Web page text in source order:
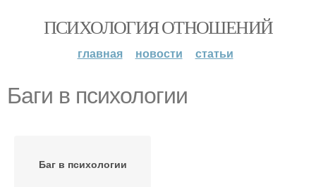
ПСИХОЛОГИЯ ОТНОШЕНИЙ
главная новости статьи
Баги в психологии
Баг в психологии